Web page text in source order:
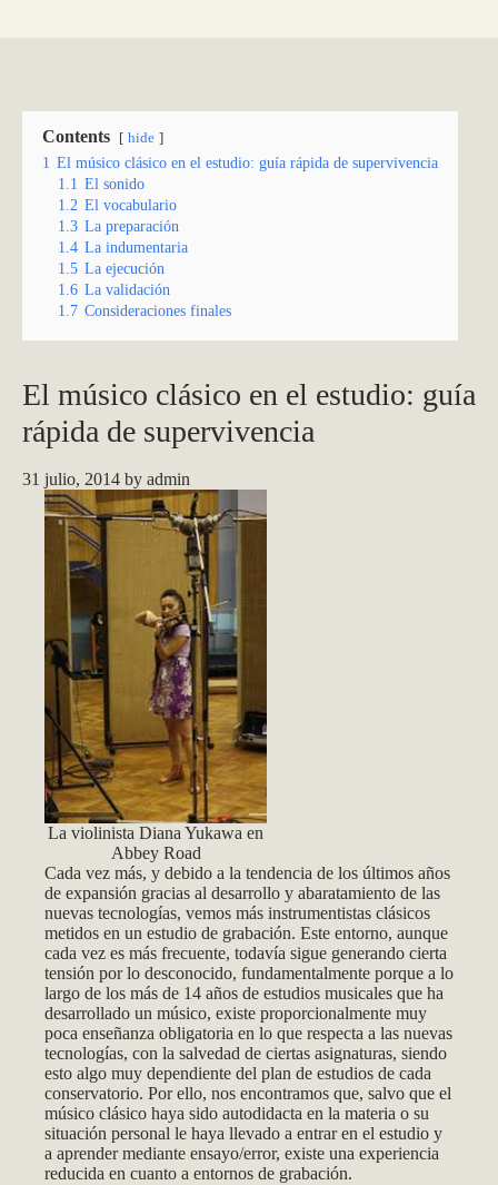
Contents hide
1 El músico clásico en el estudio: guía rápida de supervivencia
1.1 El sonido
1.2 El vocabulario
1.3 La preparación
1.4 La indumentaria
1.5 La ejecución
1.6 La validación
1.7 Consideraciones finales
El músico clásico en el estudio: guía
rápida de supervivencia
31 julio, 2014 by admin
La violinista Diana Yukawa en
Abbey Road
Cada vez más, y debido a la tendencia de los últimos años
de expansión gracias al desarrollo y abaratamiento de las
nuevas tecnologías, vemos más instrumentistas clásicos
metidos en un estudio de grabación. Este entorno, aunque
cada vez es más frecuente, todavía sigue generando cierta
tensión por lo desconocido, fundamentalmente porque a lo
largo de los más de 14 años de estudios musicales que ha
desarrollado un músico, existe proporcionalmente muy
poca enseñanza obligatoria en lo que respecta a las nuevas
tecnologías, con la salvedad de ciertas asignaturas, siendo
esto algo muy dependiente del plan de estudios de cada
conservatorio. Por ello, nos encontramos que, salvo que el
músico clásico haya sido autodidacta en la materia o su
situación personal le haya llevado a entrar en el estudio y
a aprender mediante ensayo/error, existe una experiencia
reducida en cuanto a entornos de grabación.